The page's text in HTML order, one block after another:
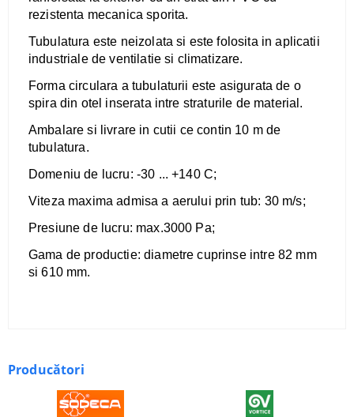
rezistenta mecanica sporita.
Tubulatura este neizolata si este folosita in aplicatii
industriale de ventilatie si climatizare.
Forma circulara a tubulaturii este asigurata de o
spira din otel inserata intre straturile de material.
Ambalare si livrare in cutii ce contin 10 m de
tubulatura.
Domeniu de lucru: -30 ... +140 C;
Viteza maxima admisa a aerului prin tub: 30 m/s;
Presiune de lucru: max.3000 Pa;
Gama de productie: diametre cuprinse intre 82 mm
si 610 mm.
Producători